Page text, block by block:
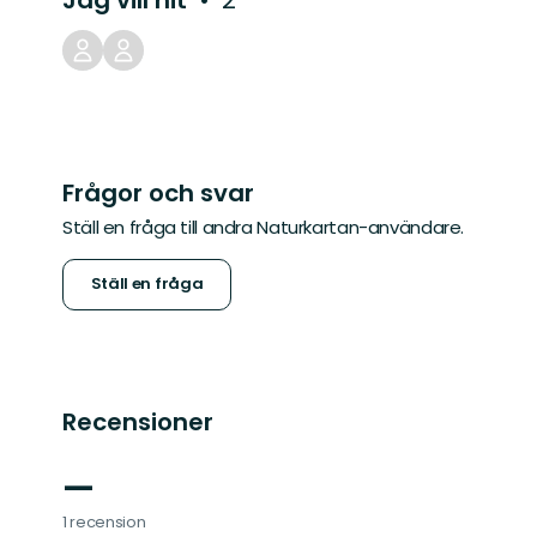
Frågor och svar
Ställ en fråga till andra Naturkartan-användare.
Ställ en fråga
Recensioner
—
1 recension